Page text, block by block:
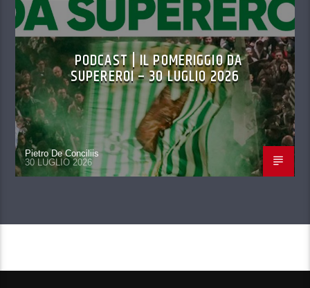
PODCAST | IL POMERIGGIO DA
SUPEREROI – 30 LUGLIO 2026
Pietro De Conciliis
30 LUGLIO 2026